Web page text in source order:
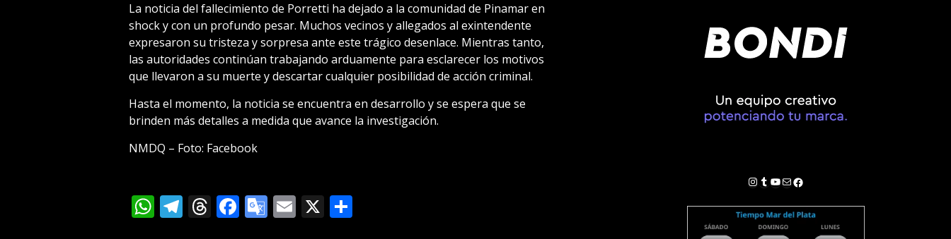
La noticia del fallecimiento de Porretti ha dejado a la comunidad de Pinamar en
shock y con un profundo pesar. Muchos vecinos y allegados al exintendente
expresaron su tristeza y sorpresa ante este trágico desenlace. Mientras tanto,
las autoridades continúan trabajando arduamente para esclarecer los motivos
que llevaron a su muerte y descartar cualquier posibilidad de acción criminal.
Hasta el momento, la noticia se encuentra en desarrollo y se espera que se
brinden más detalles a medida que avance la investigación.
NMDQ – Foto: Facebook
WhatsApp
Telegram
Threads
Facebook
Google
Email
X Compartir
Instagram
Tumblr
YouTube
Correo electrónico
Facebook